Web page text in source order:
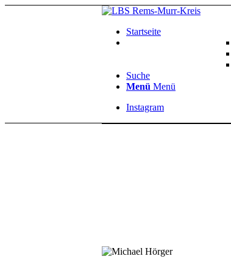
Startseite
Suche
Menü Menü
Instagram